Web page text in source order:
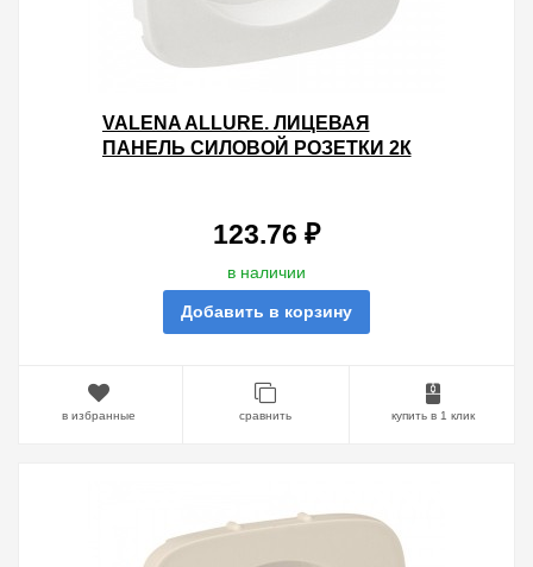
VALENA ALLURE. ЛИЦЕВАЯ
ПАНЕЛЬ СИЛОВОЙ РОЗЕТКИ 2К
123.76 ₽
в наличии
Добавить в корзину
в избранные сравнить купить в 1 клик